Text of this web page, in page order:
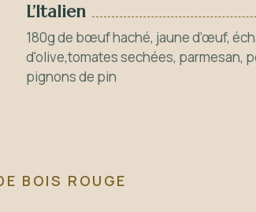
L’Italien
180g de bœuf haché, jaune d’œuf,
d'olive,tomates sechées, parmesan,
pignons de pin
BOIS ROUGE